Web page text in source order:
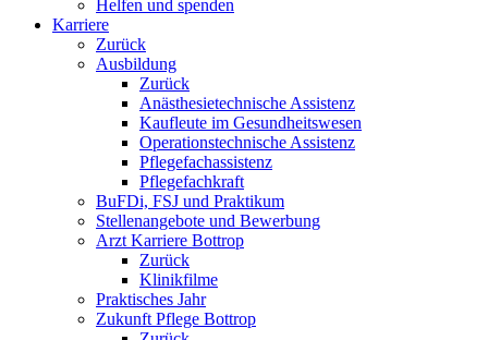
Helfen und spenden
Karriere
Zurück
Ausbildung
Zurück
Anästhesietechnische Assistenz
Kaufleute im Gesundheitswesen
Operationstechnische Assistenz
Pflegefachassistenz
Pflegefachkraft
BuFDi, FSJ und Praktikum
Stellenangebote und Bewerbung
Arzt Karriere Bottrop
Zurück
Klinikfilme
Praktisches Jahr
Zukunft Pflege Bottrop